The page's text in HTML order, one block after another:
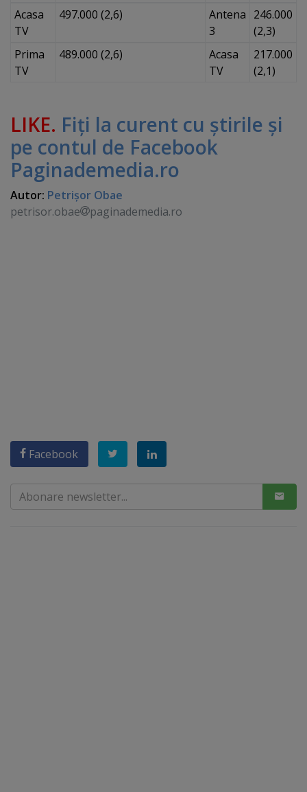
Acasa
TV
497.000 (2,6)
Antena
3
246.000
(2,3)
Prima
TV
489.000 (2,6)
Acasa
TV
217.000
(2,1)
LIKE. Fiţi la curent cu ştirile şi
pe contul de Facebook
Paginademedia.ro
Autor: Petrişor Obae
petrisor.obae
paginademedia.ro
Facebook